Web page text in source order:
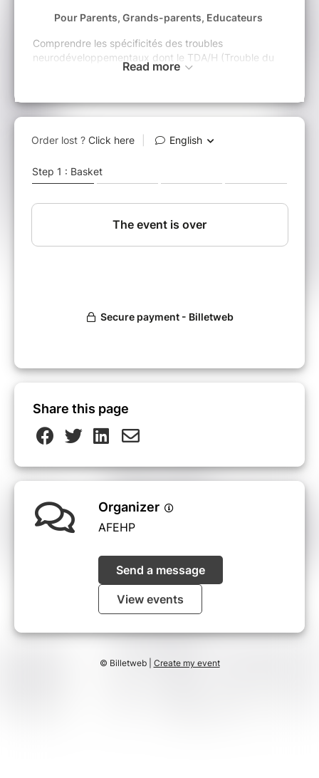
Pour Parents, Grands-parents, Educateurs
Comprendre les spécificités des troubles
neurodéveloppementaux dont le TDA/H (Trouble du
déficit de l'attention avec ou sans hyperactivité).
Le but : - Echanger des expériences et des conseils
pratiques - Découvrir des stratégies éducatives et
du soutien au sein du groupe.
Groupe animé par Catherine VIES DUFFAU,
thérapeute, infirmière, formatrice, auteure. Des
Read more
Share this page
Organizer
AFEHP
Send a message
View events
© Billetweb | Create my event